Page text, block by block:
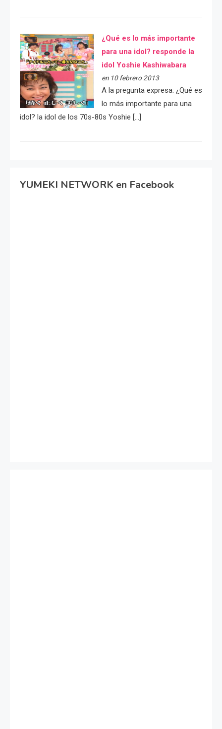
¿Qué es lo más importante
para una idol? responde la
idol Yoshie Kashiwabara
en 10 febrero 2013
A la pregunta expresa: ¿Qué es
lo más importante para una
idol? la idol de los 70s-80s Yoshie […]
YUMEKI NETWORK en Facebook